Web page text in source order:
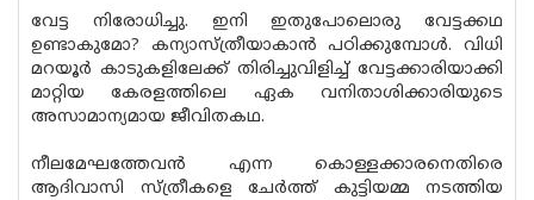
വേട്ട നിരോധിച്ചു. ഇനി ഇതുപോലൊരു വേട്ടക്കഥ
ഉണ്ടാകുമോ? കന്യാസ്ത്രീയാകാൻ പഠിക്കുമ്പോൾ. വിധി
മറയൂർ കാടുകളിലേക്ക് തിരിച്ചുവിളിച്ച് വേട്ടക്കാരിയാക്കി
മാറ്റിയ കേരളത്തിലെ ഏക വനിതാശിക്കാരിയുടെ
അസാമാന്യമായ ജീവിതകഥ.
നീലമേഘത്തേവൻ എന്ന കൊള്ളക്കാരനെതിരെ
ആദിവാസി സ്ത്രീകളെ ചേർത്ത് കുട്ടിയമ്മ നടത്തിയ